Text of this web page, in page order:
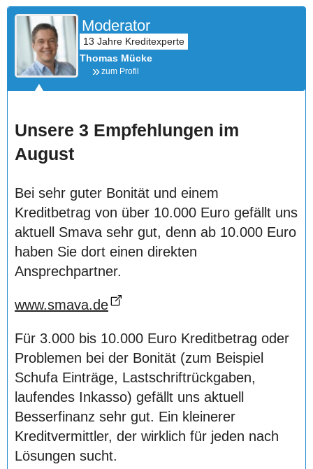
Moderator
Thomas Mücke
zum Profil
Unsere 3 Empfehlungen im
August
Bei sehr guter Bonität und einem
Kreditbetrag von über 10.000 Euro gefällt uns
aktuell Smava sehr gut, denn ab 10.000 Euro
haben Sie dort einen direkten
Ansprechpartner.
www.smava.de
Für 3.000 bis 10.000 Euro Kreditbetrag oder
Problemen bei der Bonität (zum Beispiel
Schufa Einträge, Lastschriftrückgaben,
laufendes Inkasso) gefällt uns aktuell
Besserfinanz sehr gut. Ein kleinerer
Kreditvermittler, der wirklich für jeden nach
Lösungen sucht.